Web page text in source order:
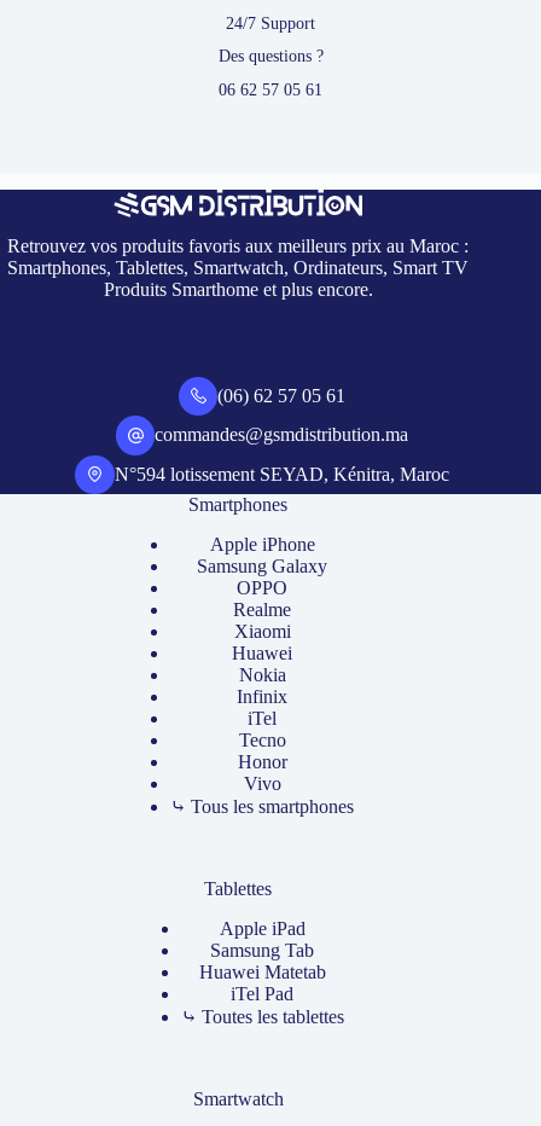
24/7 Support
Des questions ?
06 62 57 05 61
Retrouvez vos produits favoris aux meilleurs prix au Maroc :
Smartphones, Tablettes, Smartwatch, Ordinateurs, Smart TV
Produits Smarthome et plus encore.
(06) 62 57 05 61
commandes@gsmdistribution.ma
N°594 lotissement SEYAD, Kénitra, Maroc
Smartphones
Apple iPhone
Samsung Galaxy
OPPO
Realme
Xiaomi
Huawei
Nokia
Infinix
iTel
Tecno
Honor
Vivo
⤷ Tous les smartphones
Tablettes
Apple iPad
Samsung Tab
Huawei Matetab
iTel Pad
⤷ Toutes les tablettes
Smartwatch